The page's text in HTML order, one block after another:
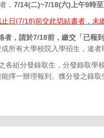
， 7/14(二)~7/18(六)上午9時
日(7/18)前交此切結書者，未
者，請於7/18前，繳交「已報
所有大學校院入學招生，違者
組分發錄取生，分發錄取學
擇一辦理報到。獲分發之錄